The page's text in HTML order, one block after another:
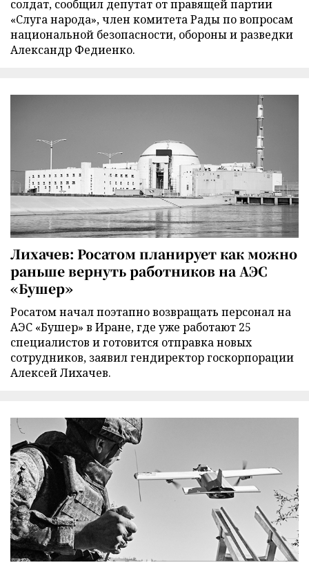
солдат, сообщил депутат от правящей партии
«Слуга народа», член комитета Рады по вопросам
национальной безопасности, обороны и разведки
Александр Федиенко.
Лихачев: Росатом планирует как можно
раньше вернуть работников на АЭС
«Бушер»
Росатом начал поэтапно возвращать персонал на
АЭС «Бушер» в Иране, где уже работают 25
специалистов и готовится отправка новых
сотрудников, заявил гендиректор госкорпорации
Алексей Лихачев.